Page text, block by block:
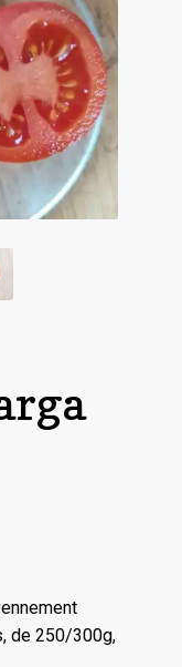
de 250/300g,